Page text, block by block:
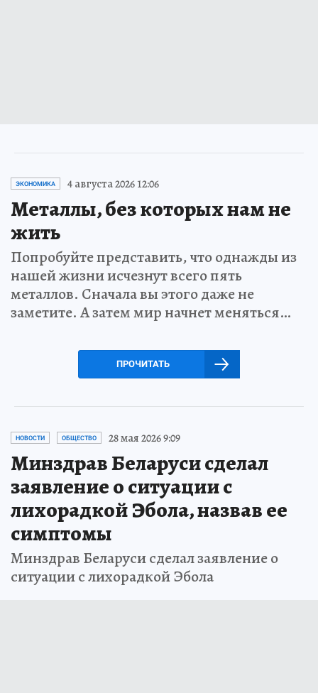
ЭКОНОМИКА 4 августа 2026 12:06
Металлы, без которых нам не
жить
Попробуйте представить, что однажды из
нашей жизни исчезнут всего пять
металлов. Сначала вы этого даже не
заметите. А затем мир начнет меняться…
ПРОЧИТАТЬ
НОВОСТИ ОБЩЕСТВО 28 мая 2026 9:09
Минздрав Беларуси сделал
заявление о ситуации с
лихорадкой Эбола, назвав ее
симптомы
Минздрав Беларуси сделал заявление о
ситуации с лихорадкой Эбола